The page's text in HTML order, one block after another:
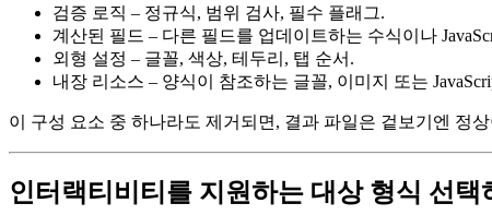
검증 로직 – 정규식, 범위 검사, 필수 플래그.
계산된 필드 – 다른 필드를 업데이트하는 수식이나
외형 설정 – 글꼴, 색상, 테두리, 탭 순서.
내장 리소스 – 양식이 참조하는 글꼴, 이미지 또는
이 구성 요소 중 하나라도 제거되면, 결과 파일은 겉보기엔 정
인터랙티비티를 지원하는 대상 형식 선택